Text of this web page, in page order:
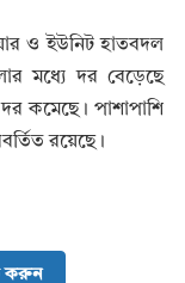
ও ইউনিট হাতবদল
মধ্যে দর বেড়েছে
কমেছে। পাশাপাশি
রয়েছে।
করুন